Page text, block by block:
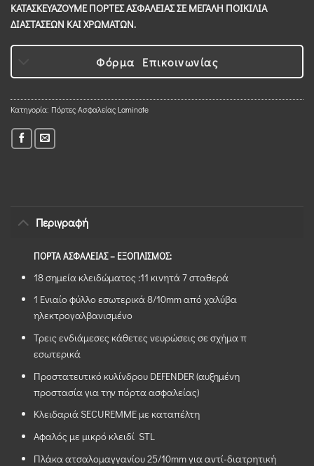
ΚΑΤΑΣΚΕΥΑΖΟΥΜΕ ΠΟΡΤΕΣ ΑΣΦΑΛΕΙΑΣ ΣΕ ΜΕΓΑΛΗ ΠΟΙΚΙΛΙΑ
ΔΙΑΣΤΑΣΕΩΝ ΚΑΙ ΧΡΩΜΑΤΩΝ.
Φόρμα Επικοινωνίας
Κατηγορία: Πόρτες Ασφαλείας Laminate
Περιγραφή
ΠΟΡΤΑ ΑΣΦΑΛΕΙΑΣ – ΕΞΟΠΛΙΣΜΟΣ:
18 σημεία κλειδώματος :11 κινητά 7 σταθερά
1 Ενιαίο φύλλο εσωτερικά 8/10mm από χαλύβα
ηλεκτρογαλβανισμένο
Τρεις ενδιάμεσες κάθετες νευρώσεις σε σχήμα π
εσωτερικά
Προστατευτικό κυλίνδρου DEFENDER (αυξημένη
προστασία για την πόρτα ασφαλείας)
Κλειδαριά SECUREMME με καταπέλτη
Aφαλός με μικρό κλειδί STL
Πλάκα ατσαλομαγγανίου 25/10mm για αντί-διατρητική